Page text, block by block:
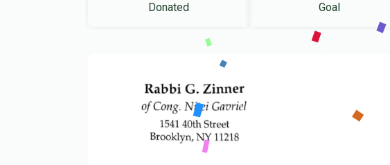
Donated Goal